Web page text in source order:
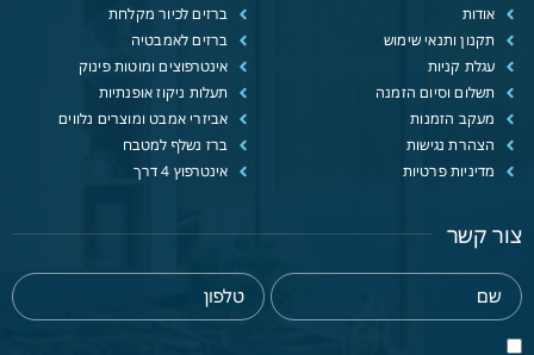
אודות
תקנון ותנאי שימוש
עגלת קניות
תשלום וסיום הזמנה
מעקב הזמנות
הצהרת נגישות
מדיניות פרטיות
ברזים לכיור מקלחת
ברזים לאמבטיה
אינטרפוצים ומוטות פינוק
תעלות ניקוז אופנתיות
אביזרי אמבט ומוצרים נלווים
ברז נשלף למטבח
אינטרפוץ 4 דרך
צור קשר